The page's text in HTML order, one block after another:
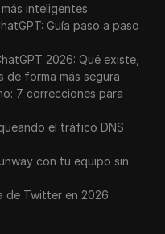
inteligentes
Guía paso a paso
2026: Qué existe,
de forma más segura
7 correcciones para
el tráfico DNS
con tu equipo sin
de Twitter en 2026